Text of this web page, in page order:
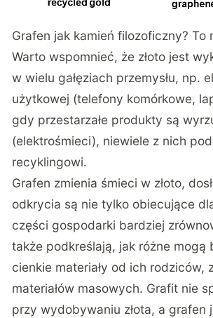
Grafen jak kamień filozoficzny? To
Warto wspomnieć, że złoto jest
w wielu gałęziach przemysłu, np.
użytkowej (telefony komórkowe,
gdy przestarzałe produkty są
(elektrośmieci), niewiele z nich
recyklingowi.
Grafen zmienia śmieci w złoto,
odkrycia są nie tylko obiecujące
części gospodarki bardziej
także podkreślają, jak różne mogą
cienkie materiały od ich rodziców,
materiałów masowych. Grafit nie
przy wydobywaniu złota, a grafen